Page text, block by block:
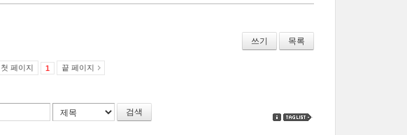
쓰기 목록
첫 페이지 1 끝 페이지
검색